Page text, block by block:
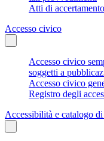
Atti di
Accesso civico
Accesso civico
soggetti a
Accesso civico
Registro degli
Accessibilità e catalogo